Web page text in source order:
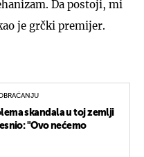
Da postoji, mi
je grčki premijer.
skandala u toj zemlji
"Ovo nećemo